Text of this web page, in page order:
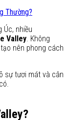
Úc, nhiều
Valley . Không
nên phong cách
sự tươi mát và cân